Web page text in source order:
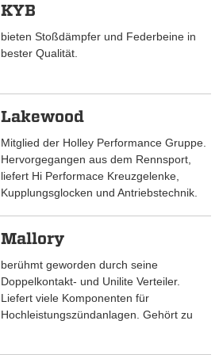
KYB
bieten Stoßdämpfer und Federbeine in
bester Qualität.
Lakewood
Mitglied der Holley Performance Gruppe.
Hervorgegangen aus dem Rennsport,
liefert Hi Performace Kreuzgelenke,
Kupplungsglocken und Antriebstechnik.
Mallory
berühmt geworden durch seine
Doppelkontakt- und Unilite Verteiler.
Liefert viele Komponenten für
Hochleistungszündanlagen. Gehört zu